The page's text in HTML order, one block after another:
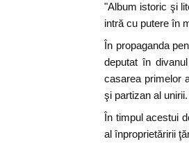
"Album istoric şi
intră cu putere în
În propaganda
deputat în
casarea primelor
şi partizan al
În timpul acestui
al înproprietăririi